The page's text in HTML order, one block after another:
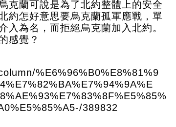
克蘭可說是為了北約整體上的安全
約怎好意思要烏克蘭孤軍應戰，單
入為名，而拒絕烏克蘭加入北約。
感覺？
%E6%96%B0%E8%81%9
389832